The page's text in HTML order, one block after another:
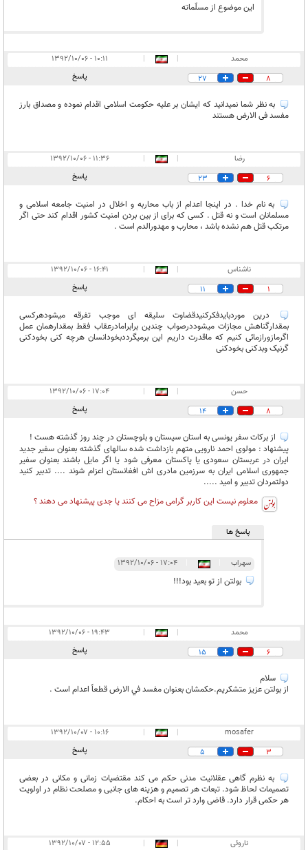
این موضوع از مسلّماته
محمد |
|
۱۰:۱۱ - ۱۳۹۲/۱۰/۰۶
8
27 پاسخ
به نظر شما نمیدانید که ایشان بر علیه حکومت اسلامی اقدام نموده و مصداق بارز
مفسد فی الارض هستند
رضا |
|
۱۱:۳۶ - ۱۳۹۲/۱۰/۰۶
6
23 پاسخ
به نام خدا . در اینجا اعدام از باب محاربه و اخلال در امنیت جامعه اسلامی و
مسلمانان است و نه قتل . کسی که برای از بین بردن امنیت کشور اقدام کند حتی اگر
مرتکب قتل هم نشده باشد ، محارب و مهدورالدم است .
ناشناس |
|
۱۶:۴۱ - ۱۳۹۲/۱۰/۰۶
1
11 پاسخ
درین موردبایدفکرکنیدقضاوت سلیقه ای موجب تفرقه میشودهرکسی
بمقدارگناهش مجازات میشوددرصواب چندین برابرامادرعقاب فقط بمقدارهمان عمل
اگرمازورازمائی کنیم که ماقدرت داریم این برمیگرددبخودانسان هرچه کنی بخودکنی
گرنیک وبدکنی بخودکنی
حسن |
|
۱۷:۰۴ - ۱۳۹۲/۱۰/۰۶
8
14 پاسخ
از برکات سفر یونسی به استان سیستان و بلوچستان در چند روز گذشته هست !
پیشنهاد : مولوی احمد نارویی متهم بازداشت شده سالهای گذشته بعنوان سفیر جدید
ایران در عربستان سعودی یا پاکستان معرفی شود یا اگر مایل باشند بعنوان سفیر
جمهوری اسلامی ایران به سرزمین مادری اش افغانستان اعزام شوند .... تدبیر کنید
دولتمردان تدبیر و امید .....
معلوم نیست این کاربر گرامی مزاح می کنند یا جدی پیشنهاد می دهند ؟
پاسخ ها
سهراب ۱۷:۰۴ - ۱۳۹۲/۱۰/۰۶
بولتن از تو بعید بود!!!
محمد |
|
۱۹:۴۳ - ۱۳۹۲/۱۰/۰۶
6
15 پاسخ
سلام
از بولتن عزيز متشكريم.حكمشان بعنوان مفسد في الارض قطعاً اعدام است .
mosafer
|
|
۱۰:۱۶ - ۱۳۹۲/۱۰/۰۷
3
5 پاسخ
به نظرم گاهی عقلانیت مدنی حکم می کند مقتضیات زمانی و مکانی در بعضی
تصمیمات لحاظ شود. تبعات هر تصمیم و هزینه های جانبی و مصلحت نظام در اولویت
هر حکمی قرار دارد. قاضی وارد تر است به احکام.
ناروئی |
|
۱۲:۵۵ - ۱۳۹۲/۱۰/۰۷